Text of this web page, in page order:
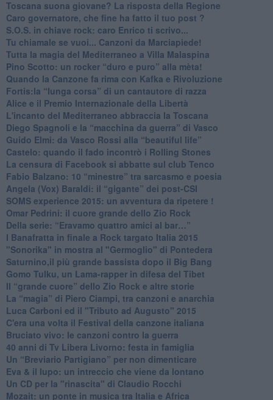
​Toscana suona giovane? La risposta della Regione
Caro governatore, che fine ha fatto il tuo post ?
S.O.S. in chiave rock: caro Enrico ti scrivo...
Tu chiamale se vuoi... Canzoni da Marciapiede!
​Tutta la magia del Mediterraneo a Villa Malaspina
​Pino Scotto: un rocker “duro e puro” alla mèta!
​Quando la Canzone fa rima con Kafka e Rivoluzione
​Fortis:la “lunga corsa” di un cantautore di razza
Alice e il Premio Internazionale della Libertà
​L'incanto del Mediterraneo abbraccia la Toscana
​Diego Spagnoli e la “macchina da guerra” di Vasco
​Guido Elmi: da Vasco Rossi alla “beautiful life”
​Castelo: quando il fado incontrò i Rolling Stones
La censura di Facebook si abbatte sul club Tenco
Fabio Balzano: 10 “minestre” tra sarcasmo e poesia
Angela (Vox) Baraldi: il “gigante” dei post-CSI
​SOMS experience 2015: un avventura da ripetere !
Omar Pedrini: il cuore grande dello Zio Rock
Della serie: “Eravamo quattro amici al bar…”
I Banafratta in finale a Rock targato Italia 2015
"Sonorika" in mostra al "Germoglio" di Pontedera
​Saturnino,il più grande bassista dopo il Big Bang
​Gomo Tulku, un Lama-rapper in difesa del Tibet
​Il “grande cuore” dello Zio Rock e altre storie
La “magia” di Piero Ciampi, tra canzoni e anarchia
Luca Carboni ed il "Tributo ad Augusto" 2015
C'era una volta il Festival della canzone italiana
Bruciato vivo: le canzoni contro la guerra
40 anni di Tv Libera Livorno: festa in famiglia
Un “Breviario Partigiano” per non dimenticare
Eva & il lupo: un intreccio che viene da lontano
Un CD per la "rinascita" di Claudio Rocchi
Mozait: un ponte in musica tra Italia e Africa